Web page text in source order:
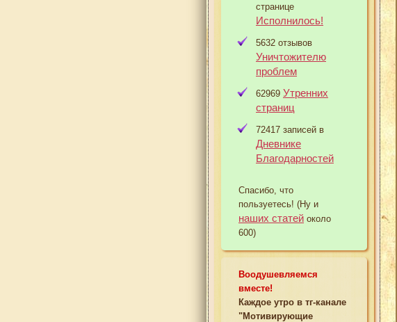
странице
Исполнилось!
5632 отзывов
Уничтожителю
проблем
62969 Утренних
страниц
72417 записей в
Дневнике
Благодарностей
Спасибо, что
пользуетесь! (Ну и
наших статей около
600)
Воодушевляемся
вместе!
Каждое утро в тг-канале
"Мотивирующие